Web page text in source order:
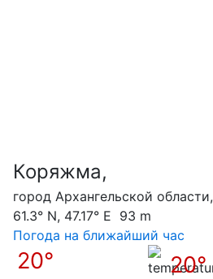
Коряжма,
город Архангельской области,
61.3° N, 47.17° E 93 m
Погода на ближайший час
20°
20°